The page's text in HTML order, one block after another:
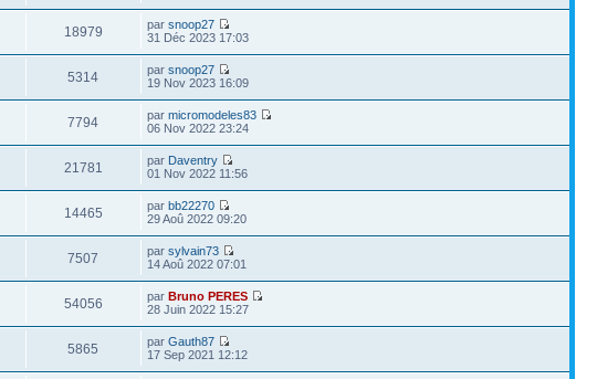
18979 parsnoop27
31 Déc 2023 17:03
5314 parsnoop27
19 Nov 2023 16:09
7794 parmicromodeles83
06 Nov 2022 23:24
21781 par Daventry
01 Nov 2022 11:56
14465 parbb22270
29 Aoû 2022 09:20
7507 parsylvain73
14 Aoû 2022 07:01
54056 parBruno PERES
28 Juin 2022 15:27
5865 parGauth87
17 Sep 2021 12:12